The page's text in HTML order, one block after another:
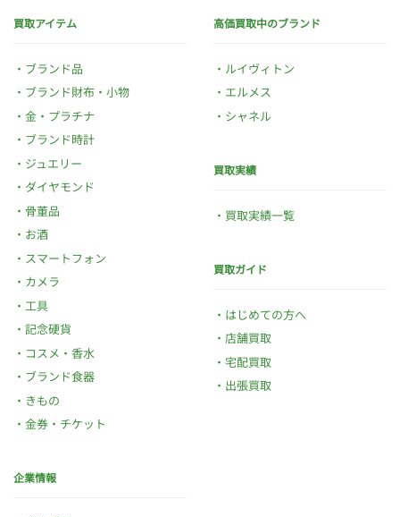
買取アイテム
ブランド品
ブランド財布・小物
金・プラチナ
ブランド時計
ジュエリー
ダイヤモンド
骨董品
お酒
スマートフォン
カメラ
工具
記念硬貨
コスメ・香水
ブランド食器
きもの
金券・チケット
高価買取中のブランド
ルイヴィトン
エルメス
シャネル
買取実績
買取実績一覧
買取ガイド
はじめての方へ
店舗買取
宅配買取
出張買取
企業情報